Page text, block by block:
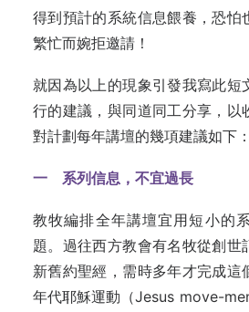
得到預計的系統信息餵養，恐怕
繁忙而婉拒邀請！
就因為以上的現象引發我寫此短
行的建議，與同道同工分享，以
對計劃每年講壇的幾項建議如下：
一 系列信息，不宜過長
教牧編排全年講壇宜用短小的
題。過往西方教會有名牧從創世
新舊約聖經，需時多年才完成這
年代耶穌運動（Jesus move-